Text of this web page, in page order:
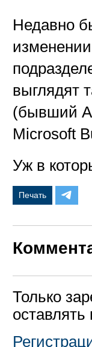
Недавно
выглядят
(бывший
Microsoft
Уж в
Печать
Только